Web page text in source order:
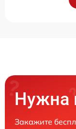
Нужна
Закажите